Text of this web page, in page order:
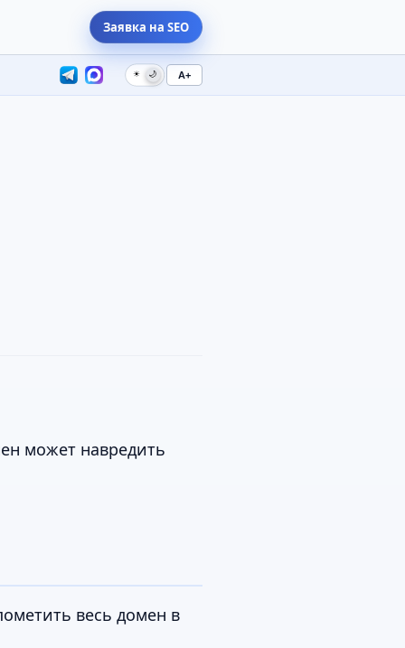
Заявка на SEO
☀ 🌙 A+
может навредить
весь домен в